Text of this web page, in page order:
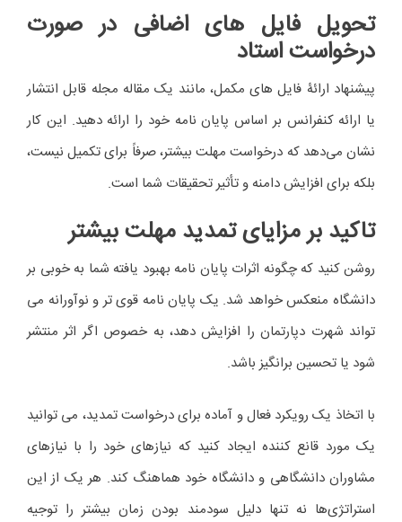
تحویل فایل های اضافی در صورت
درخواست استاد
پیشنهاد ارائۀ فایل های مکمل، مانند یک مقاله مجله قابل انتشار
یا ارائه کنفرانس بر اساس پایان نامه خود را ارائه دهید. این کار
نشان می‌دهد که درخواست مهلت بیشتر، صرفاً برای تکمیل نیست،
بلکه برای افزایش دامنه و تأثیر تحقیقات شما است.
تاکید بر مزایای تمدید مهلت بیشتر
روشن کنید که چگونه اثرات پایان نامه بهبود یافته شما به خوبی بر
دانشگاه منعکس خواهد شد. یک پایان نامه قوی تر و نوآورانه می
تواند شهرت دپارتمان را افزایش دهد، به خصوص اگر اثر منتشر
شود یا تحسین برانگیز باشد.
با اتخاذ یک رویکرد فعال و آماده برای درخواست تمدید، می توانید
یک مورد قانع کننده ایجاد کنید که نیازهای خود را با نیازهای
مشاوران دانشگاهی و دانشگاه خود هماهنگ کند. هر یک از این
استراتژی‌ها نه تنها دلیل سودمند بودن زمان بیشتر را توجیه